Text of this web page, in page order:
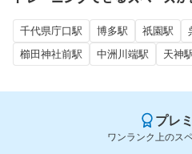
千代県庁口駅 博多駅 祇園駅
櫛田神社前駅
中洲川端駅 天神
プレ
ワンランク上のス